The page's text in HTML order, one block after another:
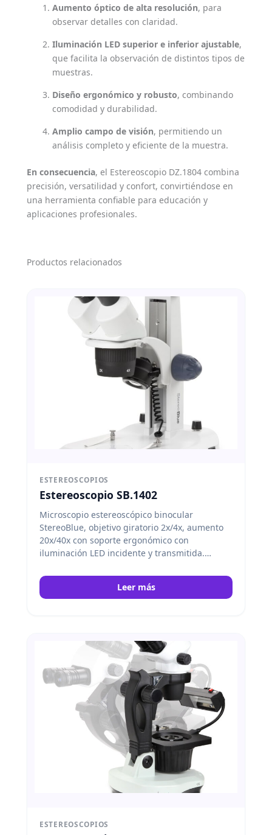
Aumento óptico de alta resolución, para
observar detalles con claridad.
Iluminación LED superior e inferior ajustable,
que facilita la observación de distintos tipos de
muestras.
Diseño ergonómico y robusto, combinando
comodidad y durabilidad.
Amplio campo de visión, permitiendo un
análisis completo y eficiente de la muestra.
En consecuencia, el Estereoscopio DZ.1804 combina
precisión, versatilidad y confort, convirtiéndose en
una herramienta confiable para educación y
aplicaciones profesionales.
Productos relacionados
ESTEREOSCOPIOS
Estereoscopio SB.1402
Microscopio estereoscópico binocular
StereoBlue, objetivo giratorio 2x/4x, aumento
20x/40x con soporte ergonómico con
iluminación LED incidente y transmitida.
Leer más
ESTEREOSCOPIOS